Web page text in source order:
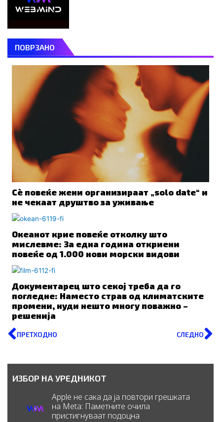
ПОВРЗАНО
Сè повеќе жени организираат „solo date“ и
не чекаат друштво за уживање
Океанот крие повеќе отколку што
мислевме: За една година откриени
повеќе од 1.000 нови морски видови
Документарец што секој треба да го
погледне: Наместо страв од климатските
промени, нуди нешто многу поважно –
решенија
Prev
ПРЕТХОДНО СЛЕДНО
ИЗБОР НА УРЕДНИКОТ
Apple не сака да ја повтори грешката
на Meta: Паметните очила
пристигнуваат подоцна